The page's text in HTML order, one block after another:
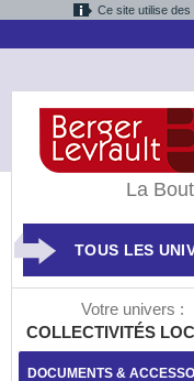
Ce site utilise
La
TOUS LES
Votre univers :
COLLECTIVITÉS
DOCUMENTS &